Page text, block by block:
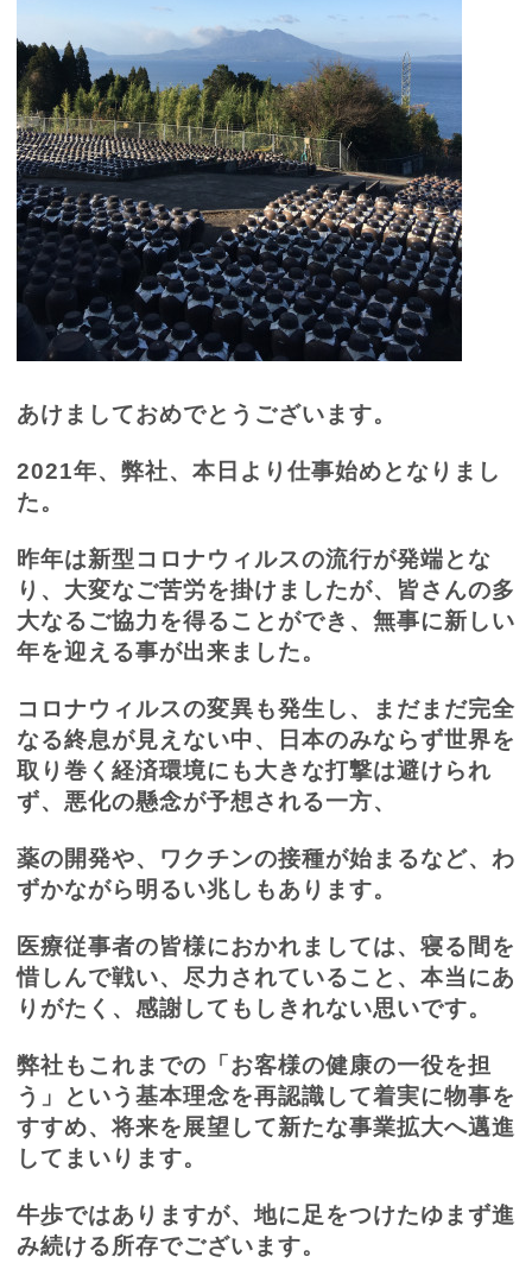
あけましておめでとうございます。
2021年、弊社、本日より仕事始めとなりまし
た。
昨年は新型コロナウィルスの流行が発端とな
り、大変なご苦労を掛けましたが、皆さんの多
大なるご協力を得ることができ、無事に新しい
年を迎える事が出来ました。
コロナウィルスの変異も発生し、まだまだ完全
なる終息が見えない中、日本のみならず世界を
取り巻く経済環境にも大きな打撃は避けられ
ず、悪化の懸念が予想される一方、
薬の開発や、ワクチンの接種が始まるなど、わ
ずかながら明るい兆しもあります。
医療従事者の皆様におかれましては、寝る間を
惜しんで戦い、尽力されていること、本当にあ
りがたく、感謝してもしきれない思いです。
弊社もこれまでの「お客様の健康の一役を担
う」という基本理念を再認識して着実に物事を
すすめ、将来を展望して新たな事業拡大へ邁進
してまいります。
牛歩ではありますが、地に足をつけたゆまず進
み続ける所存でございます。